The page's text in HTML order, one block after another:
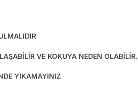
VE KOKUYA NEDEN OLABİLİR.
YIKAMAYINIZ